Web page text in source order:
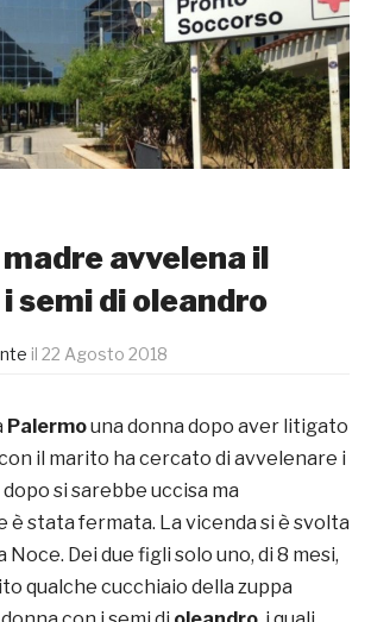
avvelena il
semi di oleandro
il 22 Agosto 2018
Palermouna donna dopo aver litigato
il marito ha cercato di avvelenare i
si sarebbe uccisa ma
stata fermata. La vicenda si è svolta
Dei due figli solo uno, di 8 mesi,
qualche cucchiaio della zuppa